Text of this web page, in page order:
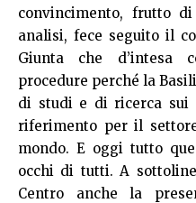
convincimento, frutto
analisi, fece seguito il
Giunta che d’intesa
procedure perché la
di studi e di ricerca sui
riferimento per il
mondo. E oggi tutto
occhi di tutti. A
Centro anche la